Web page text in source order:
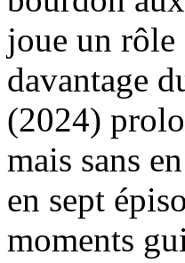
joue un rôle
davantage
(2024)
mais sans
en sept
moments